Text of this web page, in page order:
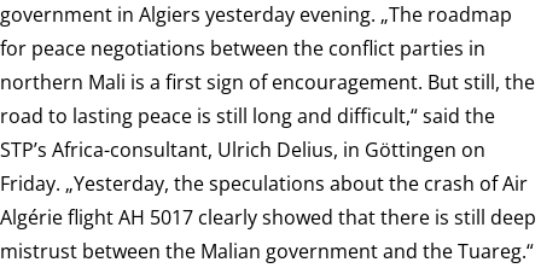
government in Algiers yesterday evening. „The roadmap
for peace negotiations between the conflict parties in
northern Mali is a first sign of encouragement. But still, the
road to lasting peace is still long and difficult,“ said the
STP’s Africa-consultant, Ulrich Delius, in Göttingen on
Friday. „Yesterday, the speculations about the crash of Air
Algérie flight AH 5017 clearly showed that there is still deep
mistrust between the Malian government and the Tuareg.“